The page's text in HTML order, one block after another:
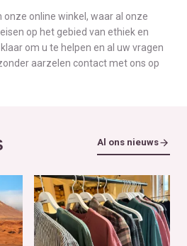
online winkel, waar al onze
op het gebied van ethiek en
om u te helpen en al uw vragen
aarzelen contact met ons op
Al ons nieuws